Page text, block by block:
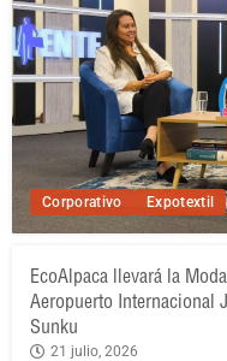
Corporativo Expotextil
EcoAlpaca llevará la
Aeropuerto Internacional
Sunku
21 julio, 2026